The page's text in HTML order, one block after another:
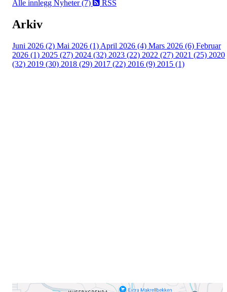
Alle innlegg Nyheter (7) RSS
Arkiv
Juni 2026 (2) Mai 2026 (1) April 2026 (4) Mars 2026 (6) Februar
2026 (1) 2025 (27) 2024 (32) 2023 (22) 2022 (27) 2021 (25) 2020
(32) 2019 (30) 2018 (29) 2017 (22) 2016 (9) 2015 (1)